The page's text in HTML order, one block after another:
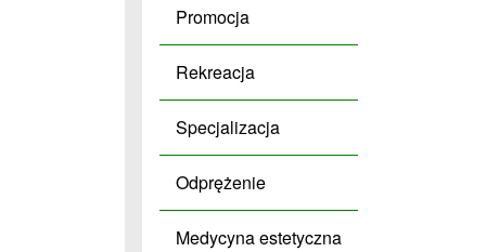
Promocja
Rekreacja
Specjalizacja
Odprężenie
Medycyna estetyczna